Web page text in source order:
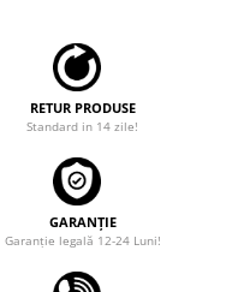
RETUR PRODUSE
Standard in 14 zile!
GARANȚIE
Garanţie legală 12-24 Luni!